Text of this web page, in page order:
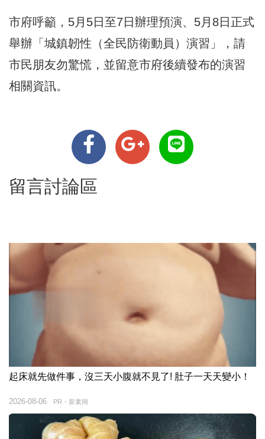
市府呼籲，5月5日至7日辦理預演、5月8日正式
舉辦「城鎮韌性（全民防衛動員）演習」，請
市民朋友勿驚慌，並留意市府後續發布的演習
相關資訊。
留言討論區
起床就先做件事，沒三天小腹就不見了! 肚子一天天變小！
PR・新素簡
2026-08-06